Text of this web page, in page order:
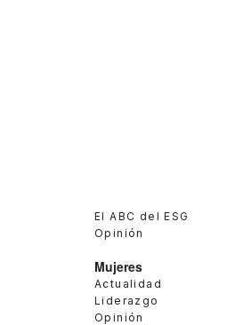
El ABC del ESG
Opinión
Mujeres
Actualidad
Liderazgo
Opinión